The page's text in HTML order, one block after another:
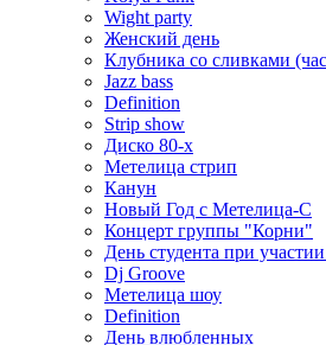
Wight party
Женский день
Клубника со сливками
Jazz bass
Definition
Strip show
Диско 80-х
Метелица стрип
Канун
Новый Год с Метелица-С
Концерт группы "Корни"
День студента при
Dj Groove
Метелица шоу
Definition
День влюбленных